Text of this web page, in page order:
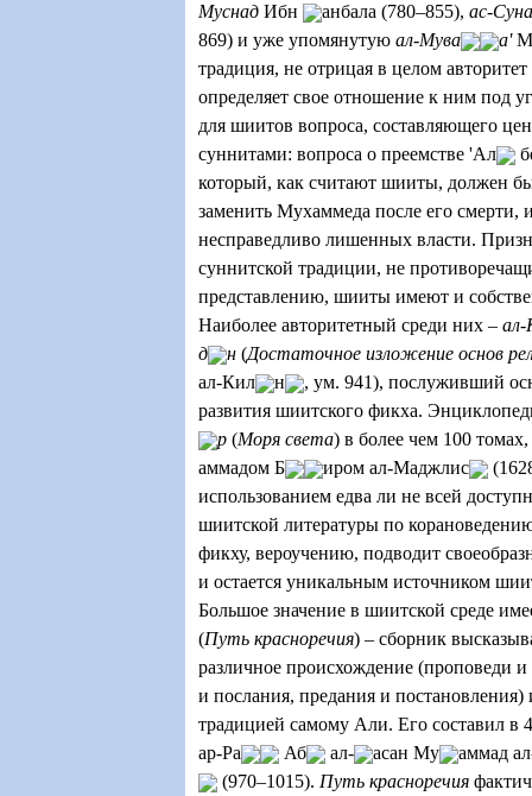
Муснад Ибн анбала (780–855), ас-
869) и уже упомянутую ал-Мува а'М
традиция, не отрицая в целом
определяет свое отношение к ним под
для шиитов вопроса, составляющего
суннитами: вопроса о преемстве 'Ал
который, как считают шииты, должен
заменить Мухаммеда после его смерти,
несправедливо лишенных власти.
суннитской традиции, не
представлению, шииты имеют и
Наиболее авторитетный среди них –
д
н (Достаточное изложение основ
ал-Кил
н , ум. 941), послуживший
развития шиитского фикха.
р (Моря света) в более чем 100
аммадом Б
иром ал-Маджлис
использованием едва ли не всей
шиитской литературы по
фикху, вероучению, подводит
и остается уникальным источником
Большое значение в шиитской среде
(Путь красноречия) – сборник
различное происхождение (проповеди и
и послания, предания и
традицией самому Али. Его составил в
ар-Ра
Аб ал- асан Му
аммад
(970–1015). Путь красноречия